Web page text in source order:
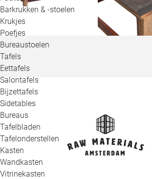
Barkrukken & -stoelen
Krukjes
Poefjes
Bureaustoelen
Tafels
Eettafels
Salontafels
Bijzettafels
Sidetables
Bureaus
Tafelbladen
Tafelonderstellen
Kasten
Wandkasten
Vitrinekasten